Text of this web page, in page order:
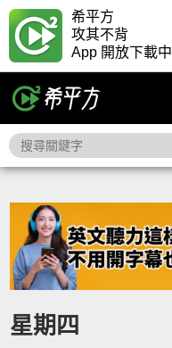
希平方
攻其不背
App 開放下載中
星期四